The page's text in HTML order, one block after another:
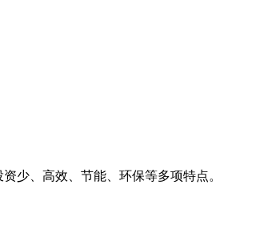
少、高效、节能、环保等多项特点。